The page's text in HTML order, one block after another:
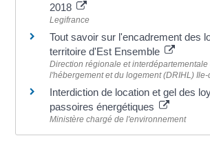
2018
Legifrance
Tout savoir sur l'encadrement des
territoire d'Est Ensemble
Direction régionale et interdépartementale
l'hébergement et du logement (DRIHL)
Interdiction de location et gel des
passoires énergétiques
Ministère chargé de l'environnement